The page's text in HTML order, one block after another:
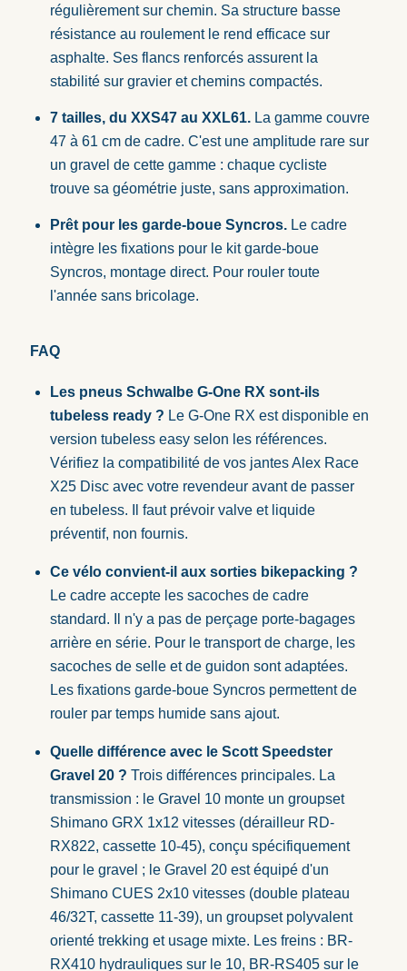
régulièrement sur chemin. Sa structure basse
résistance au roulement le rend efficace sur
asphalte. Ses flancs renforcés assurent la
stabilité sur gravier et chemins compactés.
7 tailles, du XXS47 au XXL61. La gamme couvre
47 à 61 cm de cadre. C'est une amplitude rare sur
un gravel de cette gamme : chaque cycliste
trouve sa géométrie juste, sans approximation.
Prêt pour les garde-boue Syncros. Le cadre
intègre les fixations pour le kit garde-boue
Syncros, montage direct. Pour rouler toute
l'année sans bricolage.
FAQ
Les pneus Schwalbe G-One RX sont-ils
tubeless ready ? Le G-One RX est disponible en
version tubeless easy selon les références.
Vérifiez la compatibilité de vos jantes Alex Race
X25 Disc avec votre revendeur avant de passer
en tubeless. Il faut prévoir valve et liquide
préventif, non fournis.
Ce vélo convient-il aux sorties bikepacking ?
Le cadre accepte les sacoches de cadre
standard. Il n'y a pas de perçage porte-bagages
arrière en série. Pour le transport de charge, les
sacoches de selle et de guidon sont adaptées.
Les fixations garde-boue Syncros permettent de
rouler par temps humide sans ajout.
Quelle différence avec le Scott Speedster
Gravel 20 ? Trois différences principales. La
transmission : le Gravel 10 monte un groupset
Shimano GRX 1x12 vitesses (dérailleur RD-
RX822, cassette 10-45), conçu spécifiquement
pour le gravel ; le Gravel 20 est équipé d'un
Shimano CUES 2x10 vitesses (double plateau
46/32T, cassette 11-39), un groupset polyvalent
orienté trekking et usage mixte. Les freins : BR-
RX410 hydrauliques sur le 10, BR-RS405 sur le